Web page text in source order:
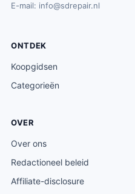
E-mail: info@sdrepair.nl
ONTDEK
Koopgidsen
Categorieën
OVER
Over ons
Redactioneel beleid
Affiliate-disclosure